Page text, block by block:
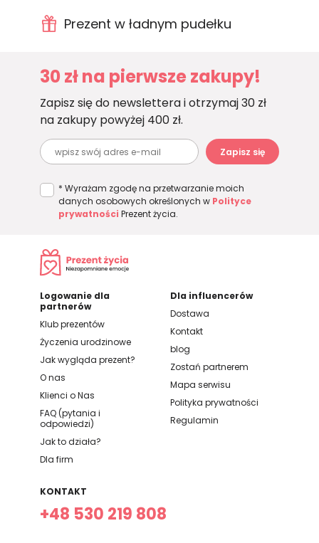
Prezent w ładnym pudełku
30 zł na pierwsze zakupy!
Zapisz się do newslettera i otrzymaj 30 zł
na zakupy powyżej 400 zł.
Zapisz się
* Wyrażam zgodę na przetwarzanie moich
danych osobowych określonych w Polityce
prywatności Prezent życia.
Logowanie dla
partnerów
Klub prezentów
Życzenia urodzinowe
Jak wygląda prezent?
O nas
Klienci o Nas
FAQ (pytania i
odpowiedzi)
Jak to działa?
Dla firm
Dla influencerów
Dostawa
Kontakt
blog
Zostań partnerem
Mapa serwisu
Polityka prywatności
Regulamin
KONTAKT
+48 530 219 808